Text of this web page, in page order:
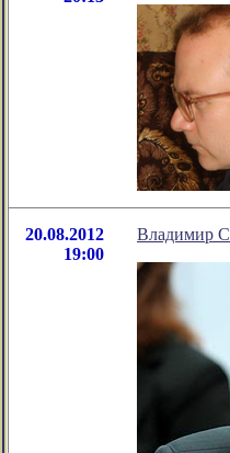
20.08.2012
19:00
Владимир